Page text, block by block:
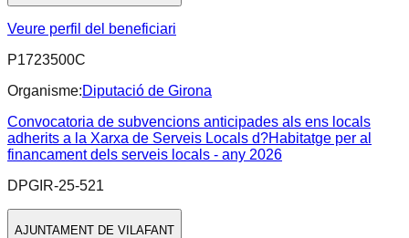
Veure perfil del beneficiari
P1723500C
Organisme:Diputació de Girona
Convocatoria de subvencions anticipades als ens locals
adherits a la Xarxa de Serveis Locals d?Habitatge per al
financament dels serveis locals - any 2026
DPGIR-25-521
AJUNTAMENT DE VILAFANT